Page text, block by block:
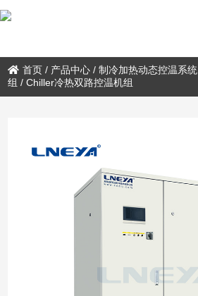
首页 / 产品中心 /制冷加热动态控温系统
组 /Chiller冷热双路控温机组